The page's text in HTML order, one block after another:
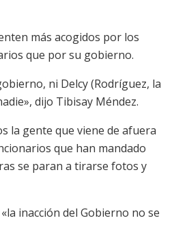
más acogidos por los
que por su gobierno.
ni Delcy (Rodríguez, la
dijo Tibisay Méndez.
la gente que viene de afuera
que han mandado
se paran a tirarse fotos y
inacción del Gobierno no se